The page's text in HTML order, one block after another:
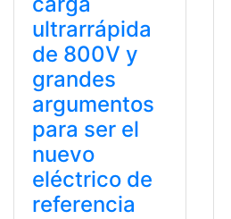
ultrarrápida
de 800V y
grandes
argumentos
para ser el
nuevo
eléctrico de
referencia